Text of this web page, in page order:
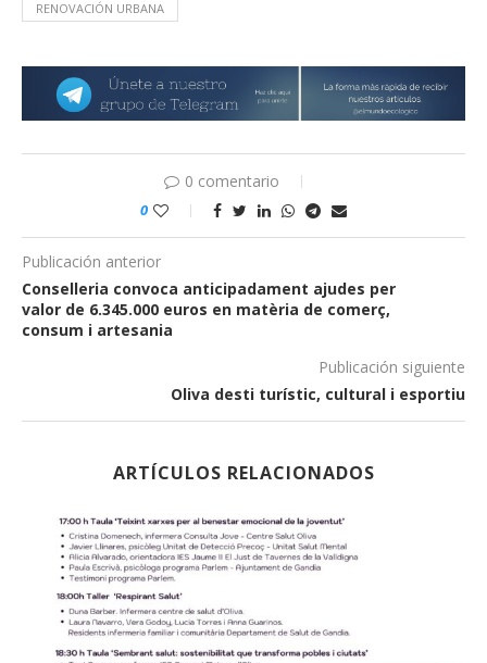
RENOVACIÓN URBANA
0 comentario
0
Publicación anterior
Conselleria convoca anticipadament ajudes per
valor de 6.345.000 euros en matèria de comerç,
consum i artesania
Publicación siguiente
Oliva desti turístic, cultural i esportiu
ARTÍCULOS RELACIONADOS